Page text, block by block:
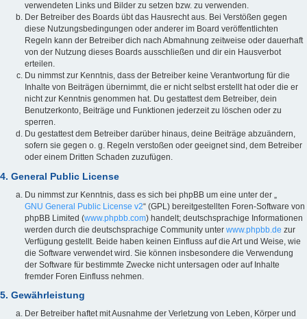
verwendeten Links und Bilder zu setzen bzw. zu verwenden.
Der Betreiber des Boards übt das Hausrecht aus. Bei Verstößen gegen
diese Nutzungsbedingungen oder anderer im Board veröffentlichten
Regeln kann der Betreiber dich nach Abmahnung zeitweise oder dauerhaft
von der Nutzung dieses Boards ausschließen und dir ein Hausverbot
erteilen.
Du nimmst zur Kenntnis, dass der Betreiber keine Verantwortung für die
Inhalte von Beiträgen übernimmt, die er nicht selbst erstellt hat oder die er
nicht zur Kenntnis genommen hat. Du gestattest dem Betreiber, dein
Benutzerkonto, Beiträge und Funktionen jederzeit zu löschen oder zu
sperren.
Du gestattest dem Betreiber darüber hinaus, deine Beiträge abzuändern,
sofern sie gegen o. g. Regeln verstoßen oder geeignet sind, dem Betreiber
oder einem Dritten Schaden zuzufügen.
4. General Public License
Du nimmst zur Kenntnis, dass es sich bei phpBB um eine unter der „
GNU General Public License v2“ (GPL) bereitgestellten Foren-Software von
phpBB Limited (www.phpbb.com) handelt; deutschsprachige Informationen
werden durch die deutschsprachige Community unter www.phpbb.de zur
Verfügung gestellt. Beide haben keinen Einfluss auf die Art und Weise, wie
die Software verwendet wird. Sie können insbesondere die Verwendung
der Software für bestimmte Zwecke nicht untersagen oder auf Inhalte
fremder Foren Einfluss nehmen.
5. Gewährleistung
Der Betreiber haftet mit Ausnahme der Verletzung von Leben, Körper und